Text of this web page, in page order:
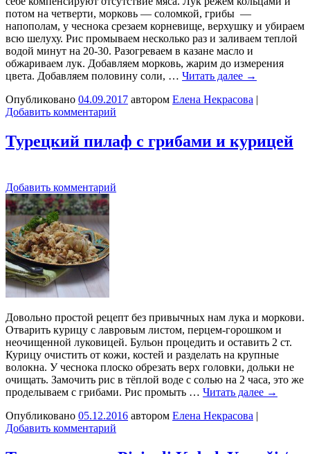
потом на четверти, морковь — соломкой, грибы —
напополам, у чеснока срезаем корневище, верхушку и убираем
всю шелуху. Рис промываем несколько раз и заливаем теплой
водой минут на 20-30. Разогреваем в казане масло и
обжариваем лук. Добавляем морковь, жарим до измерения
цвета. Добавляем половину соли, … Читать далее →
Опубликовано 04.09.2017 автором Елена Некрасова |
Добавить комментарий
Турецкий пилаф с грибами и курицей
Добавить комментарий
Довольно простой рецепт без привычных нам лука и моркови.
Отварить курицу с лавровым листом, перцем-горошком и
неочищенной луковицей. Бульон процедить и оставить 2 ст.
Курицу очистить от кожи, костей и разделать на крупные
волокна. У чеснока плоско обрезать верх головки, дольки не
очищать. Замочить рис в тёплой воде с солью на 2 часа, это же
проделываем с грибами. Рис промыть … Читать далее →
Опубликовано 05.12.2016 автором Елена Некрасова |
Добавить комментарий